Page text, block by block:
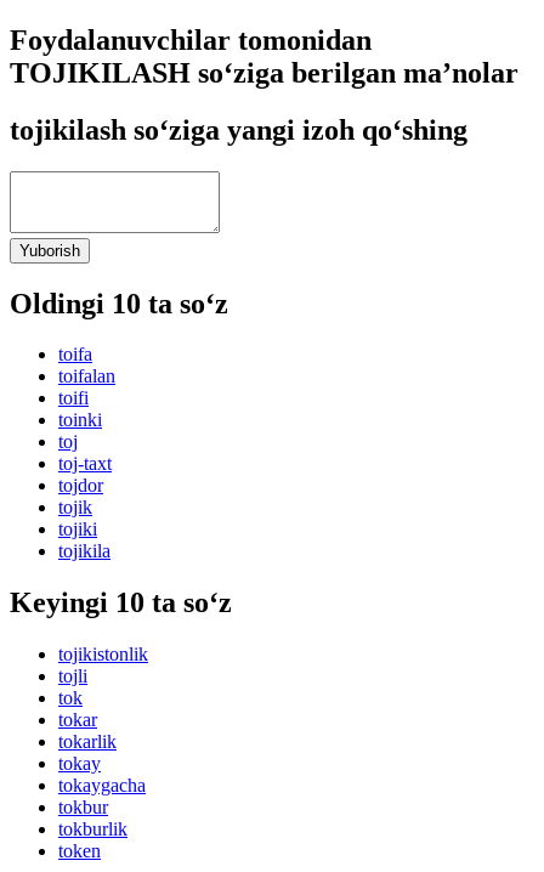
Foydalanuvchilar tomonidan
TOJIKILASH so‘ziga berilgan ma’nolar
tojikilash so‘ziga yangi izoh qo‘shing
Yuborish
Oldingi 10 ta so‘z
toifa
toifalan
toifi
toinki
toj
toj-taxt
tojdor
tojik
tojiki
tojikila
Keyingi 10 ta so‘z
tojikistonlik
tojli
tok
tokar
tokarlik
tokay
tokaygacha
tokbur
tokburlik
token